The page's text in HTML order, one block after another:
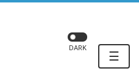
☰
DARK